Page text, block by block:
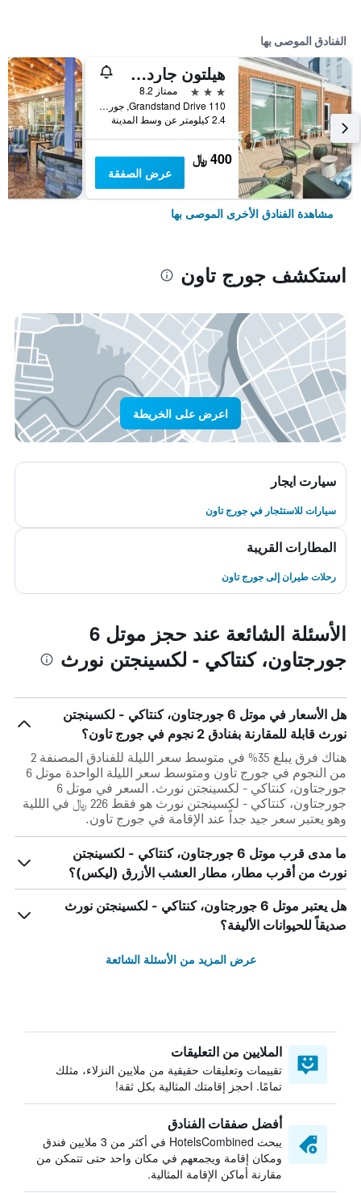
الفنادق الموصى بها
هيلتون جاردن إن ليكسنجتون جورج تاون
3 نجوم
ممتاز 8.2
110 Grandstand Drive, جورج تاون, KY, الولايات المتحدة الأميريكية
2.4 كيلومتر عن وسط المدينة
400 ﷼
عرض الصفقة
مشاهدة الفنادق الأخرى الموصى بها
استكشف جورج تاون
اعرض على الخريطة
سيارت ايجار
سيارات للاستئجار في جورج تاون
المطارات القريبة
رحلات طيران إلى جورج تاون
الأسئلة الشائعة عند حجز موتل 6
جورجتاون، كنتاكي - لكسينجتن نورث
هل الأسعار في موتل 6 جورجتاون، كنتاكي - لكسينجتن
نورث قابلة للمقارنة بفنادق 2 نجوم في جورج تاون؟
هناك فرق يبلغ 35% في متوسط ​​سعر الليلة للفنادق المصنفة 2
من النجوم في جورج تاون ومتوسط ​​سعر الليلة الواحدة موتل 6
جورجتاون، كنتاكي - لكسينجتن نورث. السعر في موتل 6
جورجتاون، كنتاكي - لكسينجتن نورث هو فقط 226 ﷼ في الللية
وهو يعتبر سعر جيد جداً عند الإقامة في جورج تاون.
ما مدى قرب موتل 6 جورجتاون، كنتاكي - لكسينجتن
نورث من أقرب مطار، مطار العشب الأزرق (ليكس)؟
هل يعتبر موتل 6 جورجتاون، كنتاكي - لكسينجتن نورث
صديقاً للحيوانات الأليفة؟
عرض المزيد من الأسئلة الشائعة
الملايين من التعليقات
تقييمات وتعليقات حقيقية من ملايين النزلاء، مثلك
تمامًا. احجز إقامتك المثالية بكل ثقة!
أفضل صفقات الفنادق
يبحث HotelsCombined في أكثر من 3 ملايين فندق
ومكان إقامة ويجمعهم في مكان واحد حتى تتمكن من
مقارنة أماكن الإقامة المثالية.